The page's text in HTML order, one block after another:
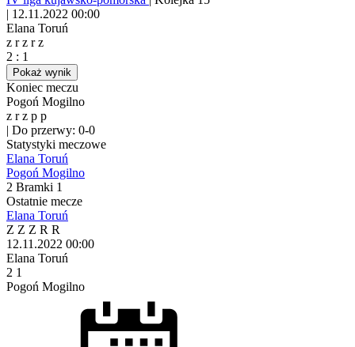
| 12.11.2022 00:00
Elana Toruń
z rz rz
2 : 1
Pokaż wynik
Koniec meczu
Pogoń Mogilno
z rz p p
| Do przerwy: 0-0
Statystyki meczowe
Elana Toruń
Pogoń Mogilno
2 Bramki 1
Ostatnie mecze
Elana Toruń
Z Z Z R R
12.11.2022 00:00
Elana Toruń
2 1
Pogoń Mogilno